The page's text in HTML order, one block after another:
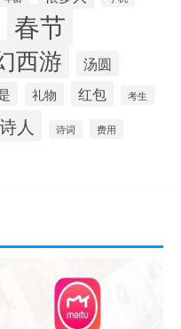
春节
西游 汤圆
礼物 红包 考生
诗人 诗词 费用